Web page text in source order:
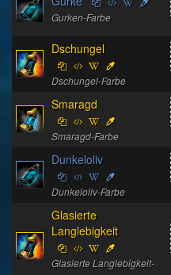
Gurken-Farbe
Dschungel
Dschungel-Farbe
Smaragd
Smaragd-Farbe
Dunkeloliv
Dunkeloliv-Farbe
Glasierte
Langlebigkeit
Glasierte Langlebigkeit-